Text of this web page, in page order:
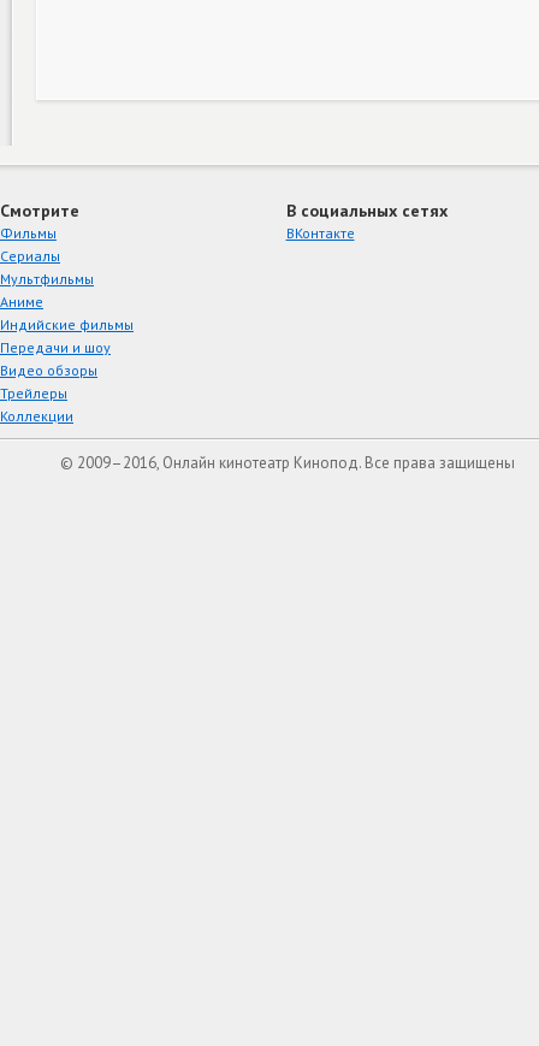
Смотрите
Фильмы
Сериалы
Мультфильмы
Аниме
Индийские фильмы
Передачи и шоу
Видео обзоры
Трейлеры
Коллекции
В социальных сетях
ВКонтакте
© 2009–2016, Онлайн кинотеатр Кинопод. Все права защищены